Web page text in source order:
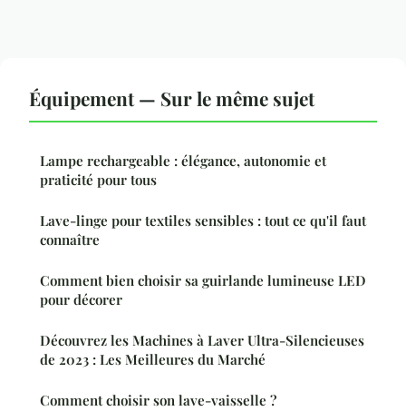
Équipement — Sur le même sujet
Lampe rechargeable : élégance, autonomie et
praticité pour tous
Lave-linge pour textiles sensibles : tout ce qu'il faut
connaître
Comment bien choisir sa guirlande lumineuse LED
pour décorer
Découvrez les Machines à Laver Ultra-Silencieuses
de 2023 : Les Meilleures du Marché
Comment choisir son lave-vaisselle ?